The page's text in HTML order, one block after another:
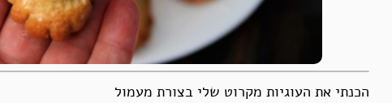
הכנתי את העוגיות מקרוט שלי בצורת מעמול